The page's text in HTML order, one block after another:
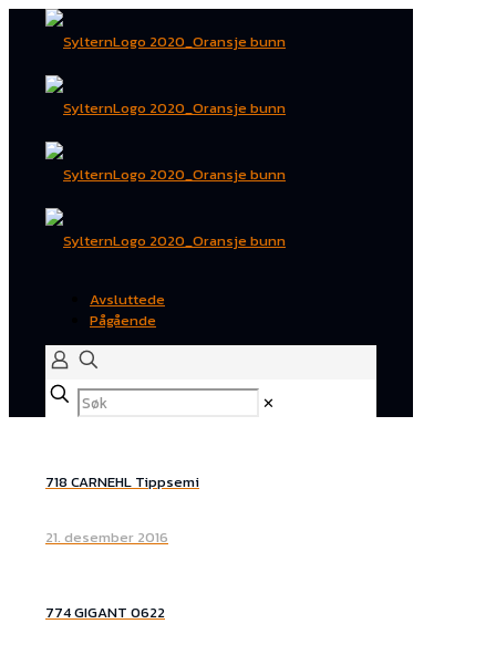
Avsluttede
Pågående
✕
718 CARNEHL Tippsemi
21. desember 2016
774 GIGANT 0622